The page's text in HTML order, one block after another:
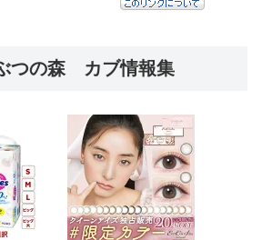
つの森 カブ情報集